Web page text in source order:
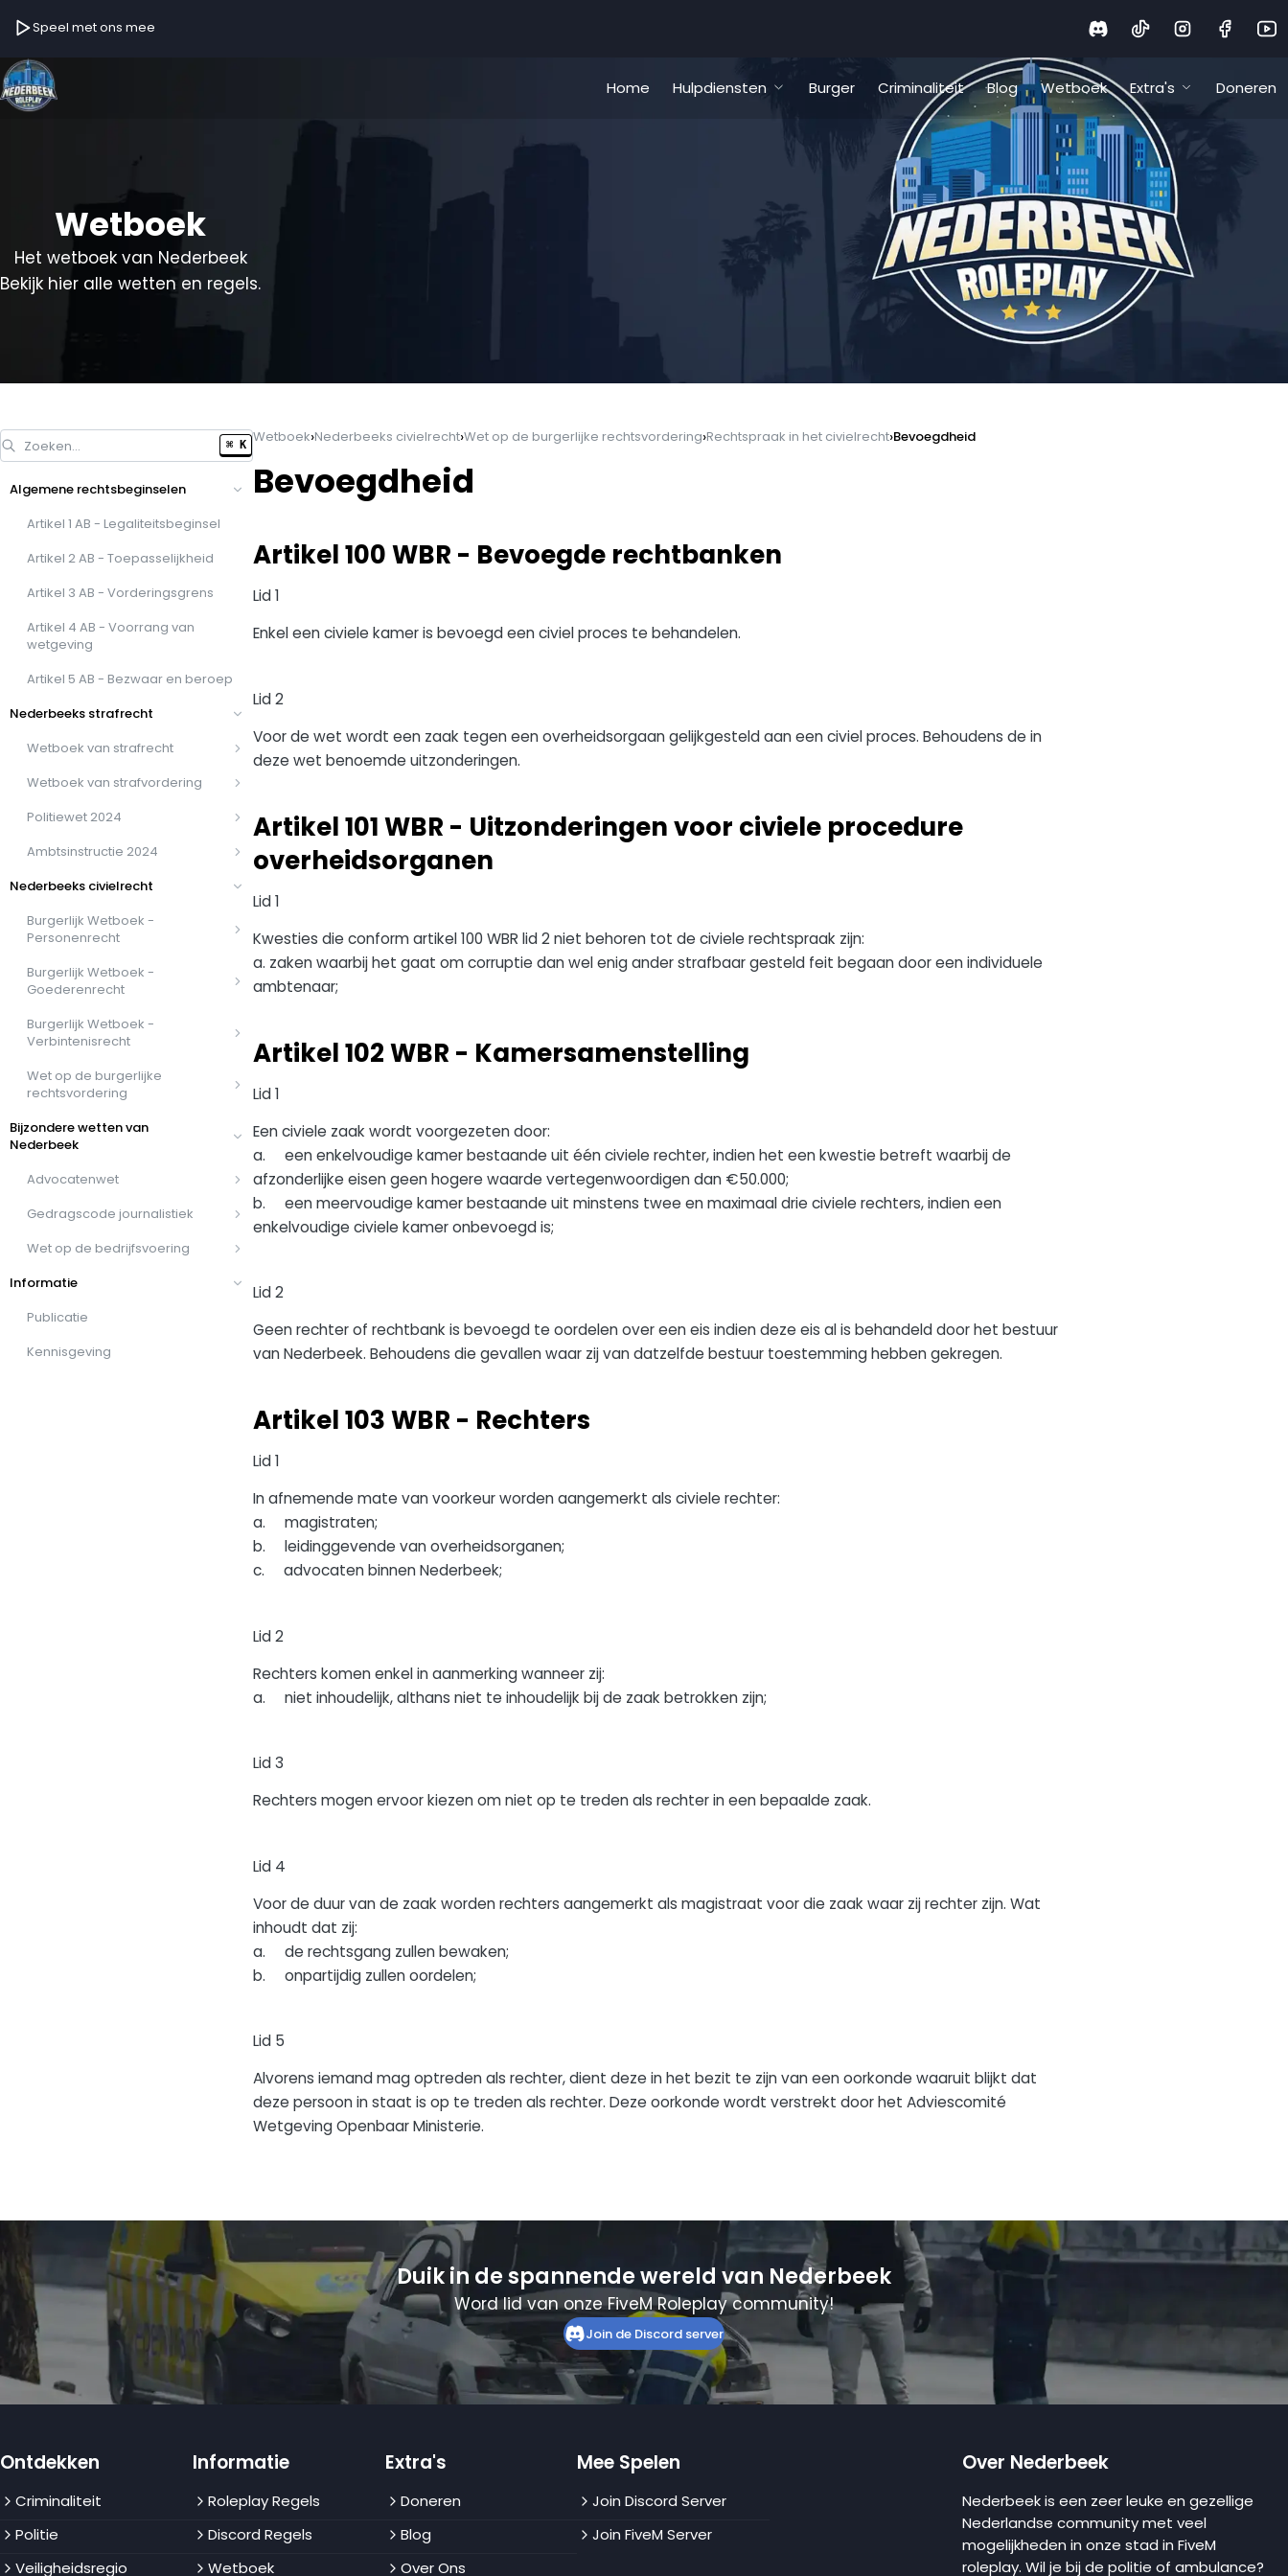
Speel met ons mee
Home Hulpdiensten Burger Criminaliteit Blog Wetboek Extra's Doneren
Wetboek
Het wetboek van Nederbeek
Bekijk hier alle wetten en regels.
Zoeken… ⌘ K
Algemene rechtsbeginselen
Artikel 1 AB - Legaliteitsbeginsel
Artikel 2 AB - Toepasselijkheid
Artikel 3 AB - Vorderingsgrens
Artikel 4 AB - Voorrang van
wetgeving
Artikel 5 AB - Bezwaar en beroep
Nederbeeks strafrecht
Wetboek van strafrecht
Wetboek van strafvordering
Politiewet 2024
Ambtsinstructie 2024
Nederbeeks civielrecht
Burgerlijk Wetboek -
Personenrecht
Burgerlijk Wetboek -
Goederenrecht
Burgerlijk Wetboek -
Verbintenisrecht
Wet op de burgerlijke
rechtsvordering
Bijzondere wetten van
Nederbeek
Advocatenwet
Gedragscode journalistiek
Wet op de bedrijfsvoering
Informatie
Publicatie
Kennisgeving
Wetboek›Nederbeeks civielrecht›Wet op de burgerlijke rechtsvordering›Rechtspraak in het civielrecht›Bevoegdheid
Bevoegdheid
Artikel 100 WBR - Bevoegde rechtbanken
Lid 1
Enkel een civiele kamer is bevoegd een civiel proces te behandelen.
Lid 2
Voor de wet wordt een zaak tegen een overheidsorgaan gelijkgesteld aan een civiel proces. Behoudens de in
deze wet benoemde uitzonderingen.
Artikel 101 WBR - Uitzonderingen voor civiele procedure
overheidsorganen
Lid 1
Kwesties die conform artikel 100 WBR lid 2 niet behoren tot de civiele rechtspraak zijn:
a. zaken waarbij het gaat om corruptie dan wel enig ander strafbaar gesteld feit begaan door een individuele
ambtenaar;
Artikel 102 WBR - Kamersamenstelling
Lid 1
Een civiele zaak wordt voorgezeten door:
a. een enkelvoudige kamer bestaande uit één civiele rechter, indien het een kwestie betreft waarbij de
afzonderlijke eisen geen hogere waarde vertegenwoordigen dan €50.000;
b. een meervoudige kamer bestaande uit minstens twee en maximaal drie civiele rechters, indien een
enkelvoudige civiele kamer onbevoegd is;
Lid 2
Geen rechter of rechtbank is bevoegd te oordelen over een eis indien deze eis al is behandeld door het bestuur
van Nederbeek. Behoudens die gevallen waar zij van datzelfde bestuur toestemming hebben gekregen.
Artikel 103 WBR - Rechters
Lid 1
In afnemende mate van voorkeur worden aangemerkt als civiele rechter:
a. magistraten;
b. leidinggevende van overheidsorganen;
c. advocaten binnen Nederbeek;
Lid 2
Rechters komen enkel in aanmerking wanneer zij:
a. niet inhoudelijk, althans niet te inhoudelijk bij de zaak betrokken zijn;
Lid 3
Rechters mogen ervoor kiezen om niet op te treden als rechter in een bepaalde zaak.
Lid 4
Voor de duur van de zaak worden rechters aangemerkt als magistraat voor die zaak waar zij rechter zijn. Wat
inhoudt dat zij:
a. de rechtsgang zullen bewaken;
b. onpartijdig zullen oordelen;
Lid 5
Alvorens iemand mag optreden als rechter, dient deze in het bezit te zijn van een oorkonde waaruit blijkt dat
deze persoon in staat is op te treden als rechter. Deze oorkonde wordt verstrekt door het Adviescomité
Wetgeving Openbaar Ministerie.
Duik in de spannende wereld van Nederbeek
Word lid van onze FiveM Roleplay community!
Join de Discord server
Ontdekken
Criminaliteit
Politie
Veiligheidsregio
Informatie
Roleplay Regels
Discord Regels
Wetboek
Extra's
Doneren
Blog
Over Ons
Mee Spelen
Join Discord Server
Join FiveM Server
Over Nederbeek
Nederbeek is een zeer leuke en gezellige
Nederlandse community met veel
mogelijkheden in onze stad in FiveM
roleplay. Wil je bij de politie of ambulance?